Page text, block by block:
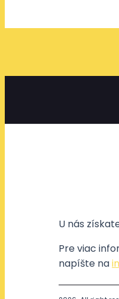
U nás
Pre viac
napíšte na